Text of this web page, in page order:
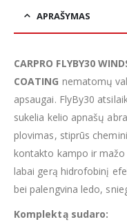
APRAŠYMAS
CARPRO FLYBY30
COATING nematomų
apsaugai. FlyBy30
sukelia kelio apnašų
plovimas, stiprūs
kontakto kampo ir
labai gerą hidrofobinį
bei palengvina ledo,
Komplektą sudaro: